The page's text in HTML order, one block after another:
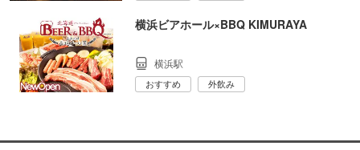
横浜ビアホール×BBQ KIMURAYA
横浜駅
おすすめ 外飲み